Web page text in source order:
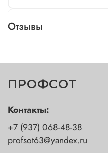
Отзывы
ПРОФСОТ
Контакты:
+7 (937) 068-48-38
profsot63@yandex.ru